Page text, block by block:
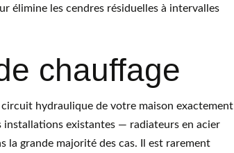
élimine les cendres résiduelles à intervalles
chauffage
circuit hydraulique de votre maison exactement
installations existantes — radiateurs en acier
la grande majorité des cas. Il est rarement